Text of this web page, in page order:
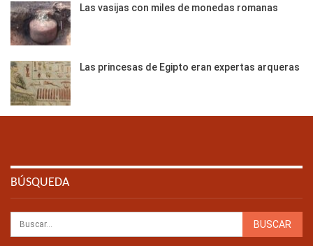
Las vasijas con miles de monedas romanas
Las princesas de Egipto eran expertas arqueras
BÚSQUEDA